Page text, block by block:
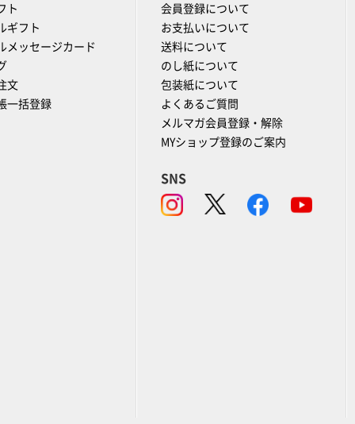
ト
ギフト
メッセージカード
文
一括登録
会員登録について
お支払いについて
送料について
のし紙について
包装紙について
よくあるご質問
メルマガ会員登録・解除
MYショップ登録のご案内
SNS